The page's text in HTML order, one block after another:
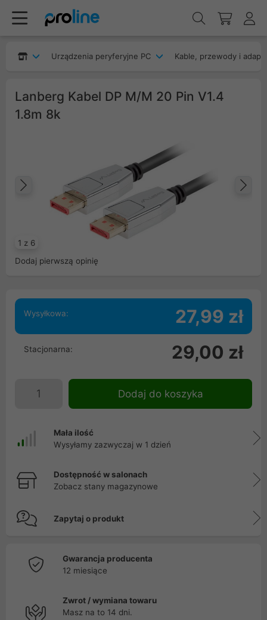
Urządzenia peryferyjne PC Kable, przewody i
Lanberg Kabel DP M/M 20 Pin V1.4
1.8m 8k
1 z 6
Poprzedni
Dodaj pierwszą opinię
Wysyłkowa: 27,99 zł
Stacjonarna: 29,00 zł
Dodaj do koszyka
Mała ilość
Wysyłamy zazwyczaj w 1 dzień
Dostępność w salonach
Zobacz stany magazynowe
Zapytaj o produkt
Gwarancja producenta
12 miesiące
Zwrot / wymiana towaru
Masz na to 14 dni.